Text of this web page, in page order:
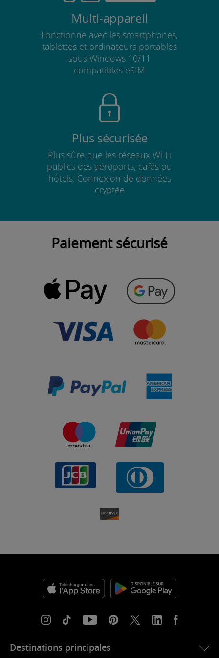
Multi-appareil
Fonctionne avec les smartphones,
tablettes et ordinateurs portables
sous Windows 10/11
compatibles eSIM
Plus sécurisée
Plus sûre que les réseaux Wi-Fi
publics des aéroports, cafés ou
hôtels. Connexion de données
cryptée
Paiement sécurisé
Destinations principales